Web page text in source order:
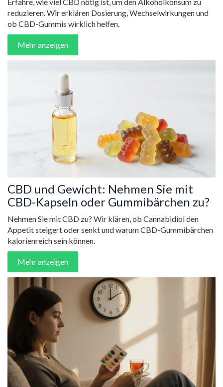
reduzieren. Wir erklären Dosierung, Wechselwirkungen und
ob CBD-Gummis wirklich helfen.
Mehr anzeigen
CBD und Gewicht: Nehmen Sie mit
CBD-Kapseln oder Gummibärchen zu?
Nehmen Sie mit CBD zu? Wir klären, ob Cannabidiol den
Appetit steigert oder senkt und warum CBD-Gummibärchen
kalorienreich sein können.
Mehr anzeigen